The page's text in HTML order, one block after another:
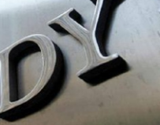
aici
aici